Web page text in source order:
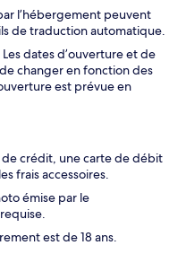
l’hébergement peuvent
de traduction automatique.
dates d’ouverture et de
changer en fonction des
est prévue en
crédit, une carte de débit
frais accessoires.
émise par le
est de 18 ans.